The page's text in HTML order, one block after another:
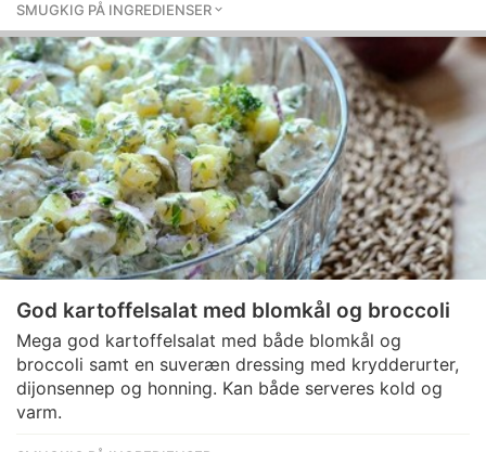
SMUGKIG PÅ INGREDIENSER
God kartoffelsalat med blomkål og broccoli
Mega god kartoffelsalat med både blomkål og
broccoli samt en suveræn dressing med krydderurter,
dijonsennep og honning. Kan både serveres kold og
varm.